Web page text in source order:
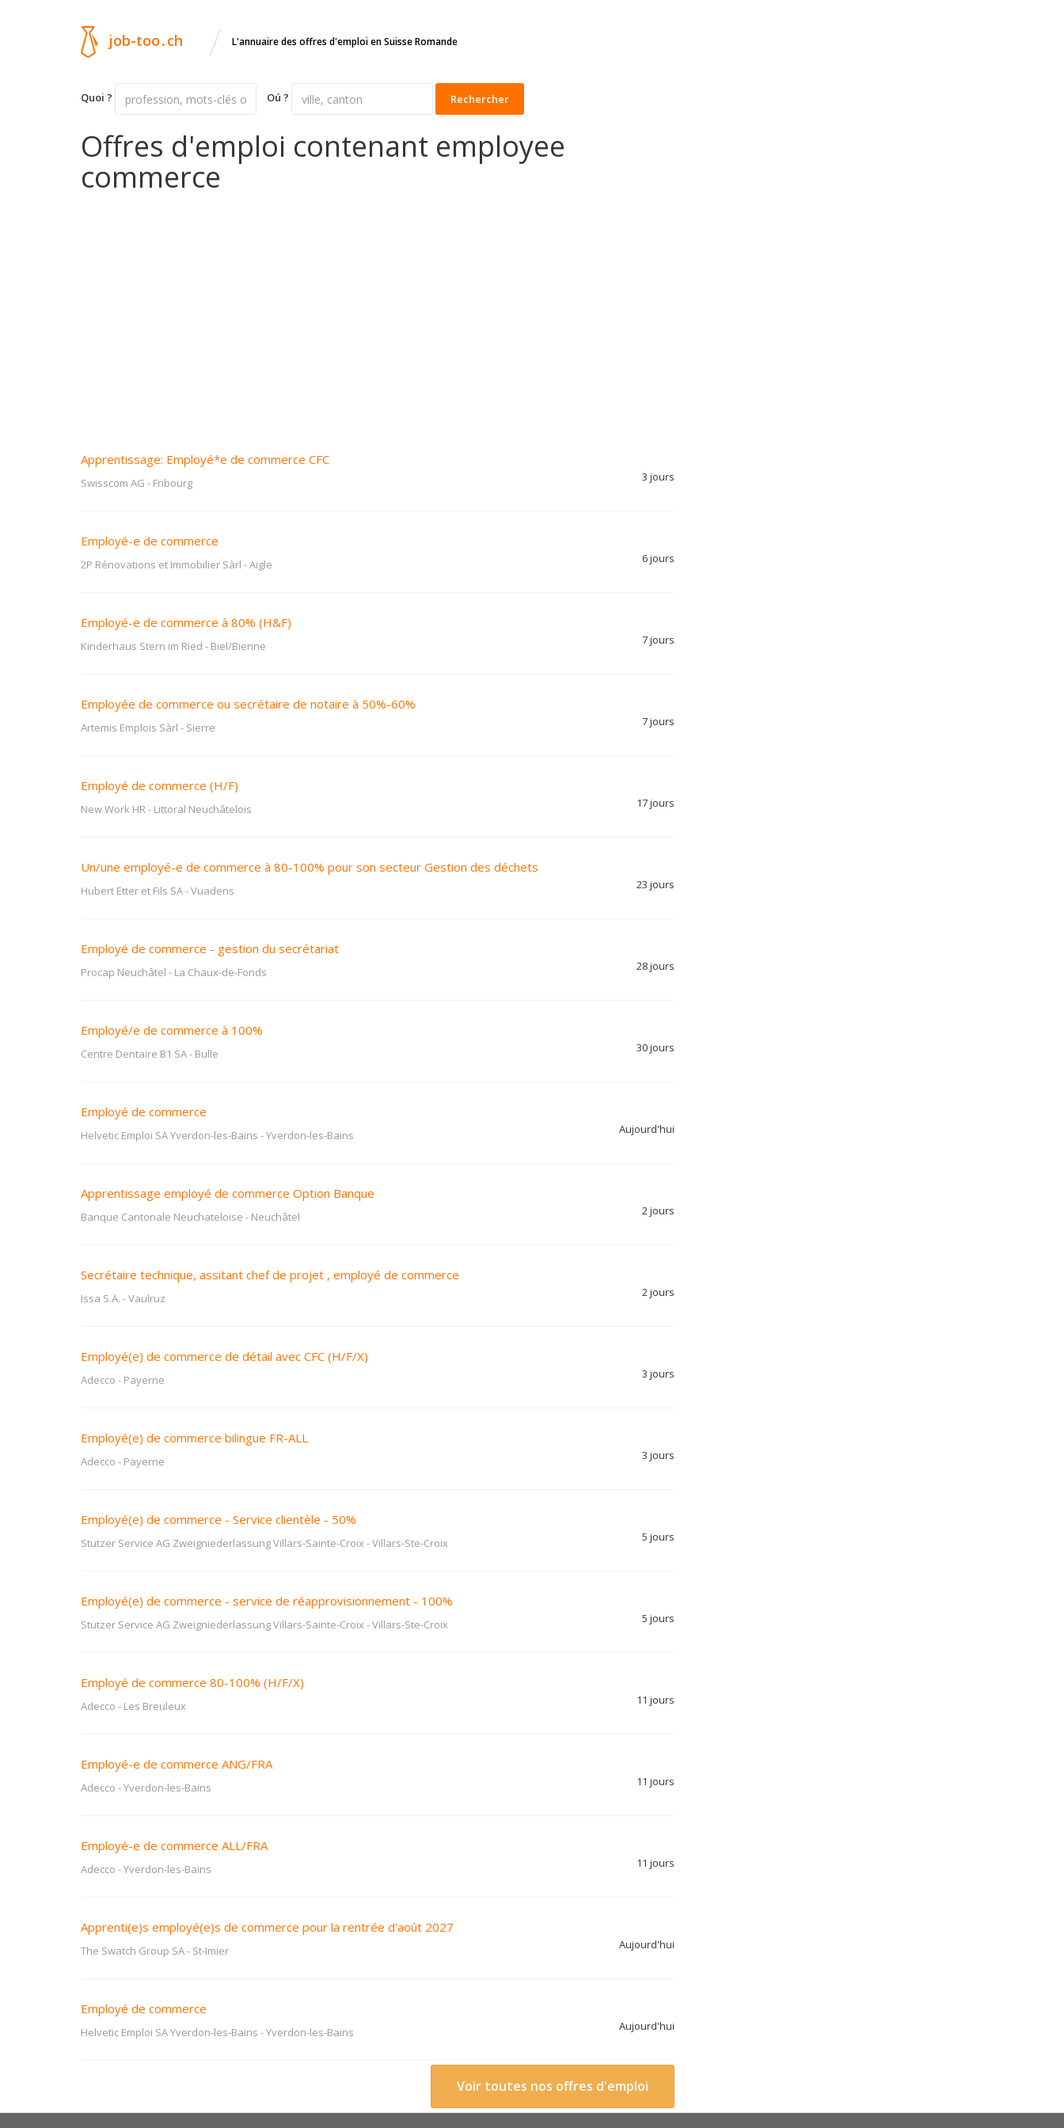
job-too.ch / L'annuaire des offres d'emploi en Suisse Romande
Quoi ? Oú ? Rechercher
Offres d'emploi contenant employee
commerce
Apprentissage: Employé*e de commerce CFC
Swisscom AG - Fribourg 3 jours
Employé-e de commerce
2P Rénovations et Immobilier Sàrl -Aigle 6 jours
Employé-e de commerce à 80% (H&F)
Kinderhaus Stern im Ried - Biel/Bienne 7 jours
Employée de commerce ou secrétaire de notaire à 50%-60%
Artemis Emplois Sàrl - Sierre 7 jours
Employé de commerce (H/F)
New Work HR- Littoral Neuchâtelois 17 jours
Un/une employé-e de commerce à 80-100% pour son secteur Gestion des déchets
Hubert Etter et Fils SA-Vuadens 23 jours
Employé de commerce - gestion du secrétariat
Procap Neuchâtel - La Chaux-de-Fonds 28 jours
Employé/e de commerce à 100%
Centre Dentaire B1 SA- Bulle 30 jours
Employé de commerce
Helvetic Emploi SA Yverdon-les-Bains -Yverdon-les-Bains Aujourd'hui
Apprentissage employé de commerce Option Banque
Banque Cantonale Neuchateloise - Neuchâtel 2 jours
Secrétaire technique, assitant chef de projet , employé de commerce
Issa S.A. -Vaulruz 2 jours
Employé(e) de commerce de détail avec CFC (H/F/X)
Adecco - Payerne 3 jours
Employé(e) de commerce bilingue FR-ALL
Adecco - Payerne 3 jours
Employé(e) de commerce - Service clientèle - 50%
Stutzer Service AG Zweigniederlassung Villars-Sainte-Croix -Villars-Ste-Croix 5 jours
Employé(e) de commerce - service de réapprovisionnement - 100%
Stutzer Service AG Zweigniederlassung Villars-Sainte-Croix -Villars-Ste-Croix 5 jours
Employé de commerce 80-100% (H/F/X)
Adecco - Les Breuleux 11 jours
Employé-e de commerce ANG/FRA
Adecco -Yverdon-les-Bains 11 jours
Employé-e de commerce ALL/FRA
Adecco -Yverdon-les-Bains 11 jours
Apprenti(e)s employé(e)s de commerce pour la rentrée d'août 2027
The Swatch Group SA- St-Imier Aujourd'hui
Employé de commerce
Helvetic Emploi SA Yverdon-les-Bains -Yverdon-les-Bains Aujourd'hui
Voir toutes nos offres d'emploi